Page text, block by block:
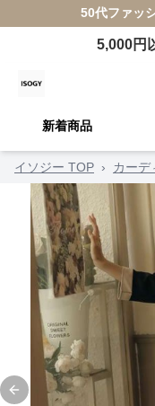
50代ファッ
5,000円
新着商品
イソジー TOP › カーデ
Previous slide